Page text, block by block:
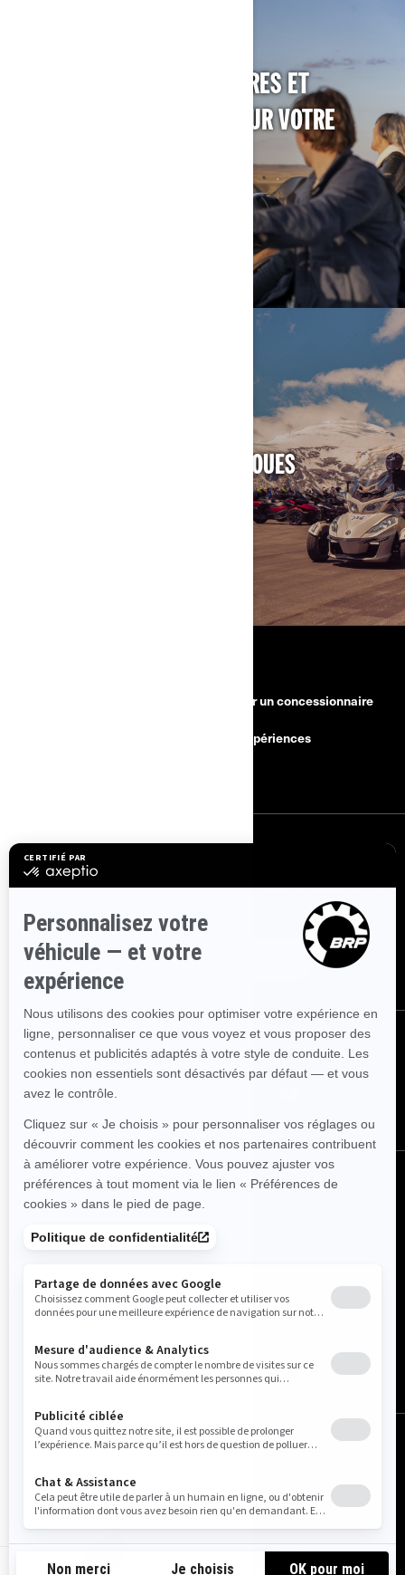
DÉCOUVREZ LES ACCESSOIRES ET
ÉQUIPEMENTS CAN-AM POUR VOTRE
REJOIGNEZ LE COLLECTIF 3 ROUES
Devenir un concessionnaire
BRP Expériences
S'INSCRIRE
Inscrivez-vous à nos courriels.Recevez les dernières nouvelles, les
ABONNEZ-VOUS
NOUS SUIVRE
France (français)
© BRP 2003-2026
Avis légal
Politique de confidentialité
Pratiques relatives à l'utilisation des témoins
Accessibilité
Carte du site
Do Not Sell My Personal Information